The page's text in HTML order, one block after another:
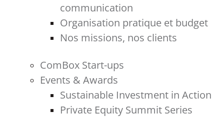
communication
Organisation pratique et budget
Nos missions, nos clients
ComBox Start-ups
Events & Awards
Sustainable Investment in Action
Private Equity Summit Series